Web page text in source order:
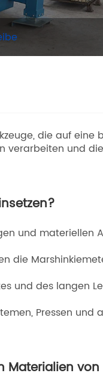
die auf
verarbeiten und
und
die
und des langen
Pressen
Materialien